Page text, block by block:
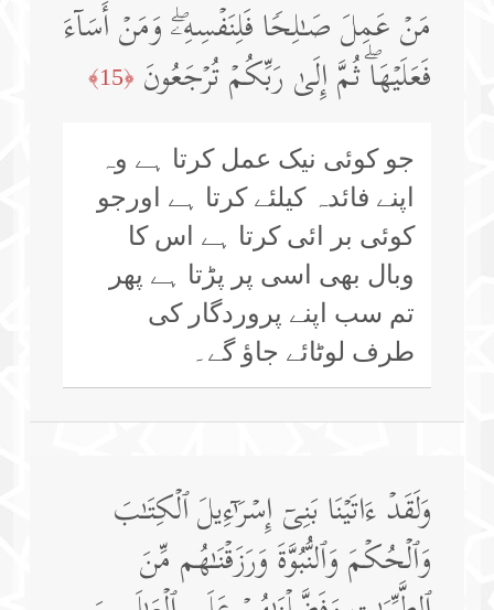
مَنۡ عَمِلَ صَـٰلِحࣰا فَلِنَفۡسِهِۦۖ وَمَنۡ أَسَاۤءَ
فَعَلَیۡهَاۖ ثُمَّ إِلَىٰ رَبِّكُمۡ تُرۡجَعُونَ ﴿15﴾
جو کوئی نیک عمل کرتا ہے وہ
اپنے فائدہ کیلئے کرتا ہے اورجو
کوئی بر ائی کرتا ہے اس کا
وبال بھی اسی پر پڑتا ہے پھر
تم سب اپنے پروردگار کی
طرف لوٹائے جاؤ گے۔
وَلَقَدۡ ءَاتَیۡنَا بَنِیۤ إِسۡرَ ٰ⁠ۤءِیلَ ٱلۡكِتَـٰبَ
وَٱلۡحُكۡمَ وَٱلنُّبُوَّةَ وَرَزَقۡنَـٰهُم مِّنَ